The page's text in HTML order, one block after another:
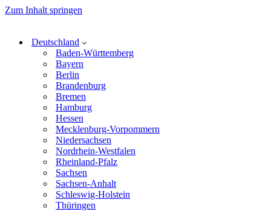
Zum Inhalt springen
Deutschland
Baden-Württemberg
Bayern
Berlin
Brandenburg
Bremen
Hamburg
Hessen
Mecklenburg-Vorpommern
Niedersachsen
Nordrhein-Westfalen
Rheinland-Pfalz
Sachsen
Sachsen-Anhalt
Schleswig-Holstein
Thüringen